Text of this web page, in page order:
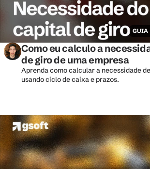
GUIA
Como eu calculo a
de giro de uma empresa
Aprenda como calcular a necessidade
usando ciclo de caixa e prazos.